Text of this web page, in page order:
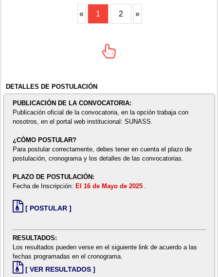
« 1 2 »
DETALLES DE POSTULACIÓN
PUBLICACIÓN DE LA CONVOCATORIA:
Publicación oficial de la convocatoria, en la opción trabaja con
nosotros, en el portal web institucional: SUNASS.
¿CÓMO POSTULAR?
Para postular correctamente, debes tener en cuenta el plazo de
postulación, cronograma y los detalles de las convocatorias.
PLAZO DE POSTULACIÓN:
Fecha de Inscripción: El 16 de Mayo de 2025
[ POSTULAR ]
RESULTADOS:
Los resultados pueden verse en el siguiente link de acuerdo a las
fechas programadas en el cronograma.
[ VER RESULTADOS ]